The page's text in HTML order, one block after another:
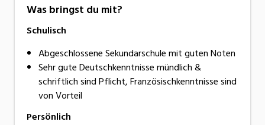
Was bringst du mit?
Schulisch
Abgeschlossene Sekundarschule mit guten Noten
Sehr gute Deutschkenntnisse mündlich &
schriftlich sind Pflicht, Französischkenntnisse sind
von Vorteil
Persönlich